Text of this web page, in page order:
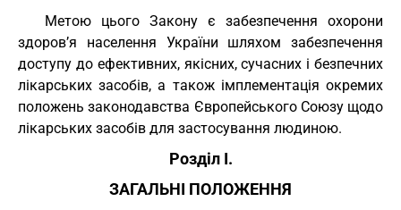
Метою цього Закону є забезпечення охорони
здоров’я населення України шляхом забезпечення
доступу до ефективних, якісних, сучасних і безпечних
лікарських засобів, а також імплементація окремих
положень законодавства Європейського Союзу щодо
лікарських засобів для застосування людиною.
Розділ I.
ЗАГАЛЬНІ ПОЛОЖЕННЯ